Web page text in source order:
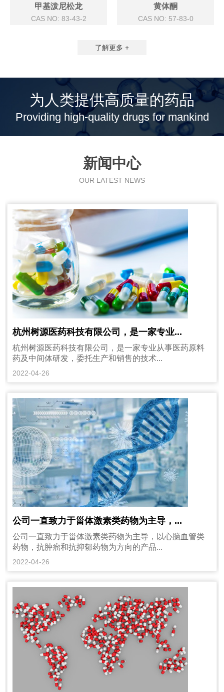
甲基泼尼松龙
CAS NO: 83-43-2
黄体酮
CAS NO: 57-83-0
了解更多 +
为人类提供高质量的药品
Providing high-quality drugs for mankind
新闻中心
OUR LATEST NEWS
杭州树源医药科技有限公司，是一家专业...
杭州树源医药科技有限公司，是一家专业从事医药原料
药及中间体研发，委托生产和销售的技术...
2022-04-26
公司一直致力于甾体激素类药物为主导，...
公司一直致力于甾体激素类药物为主导，以心脑血管类
药物，抗肿瘤和抗抑郁药物为方向的产品...
2022-04-26